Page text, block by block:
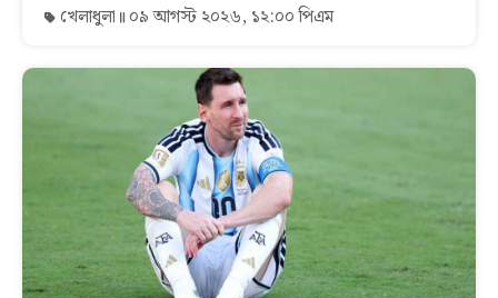
খেলাধুলা ০৯ আগস্ট ২০২৬, ১২:০০ পিএম